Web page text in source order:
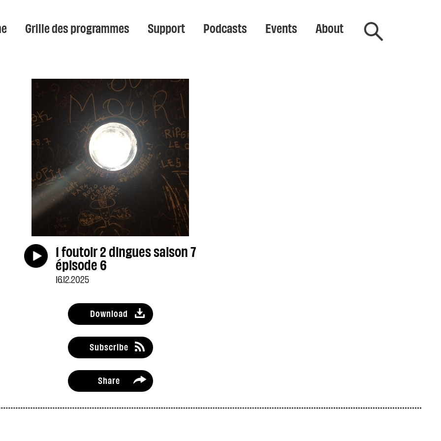
Grille des programmes Support Podcasts Events About
1 foutoir 2 dingues saison 7
épisode 6
16.12.2025
Download
Subscribe
Share